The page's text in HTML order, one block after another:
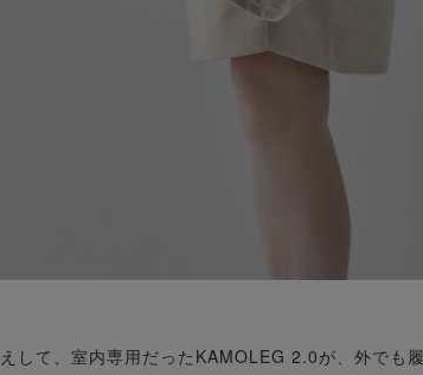
して、室内専用だったKAMOLEG 2.0が、外でも